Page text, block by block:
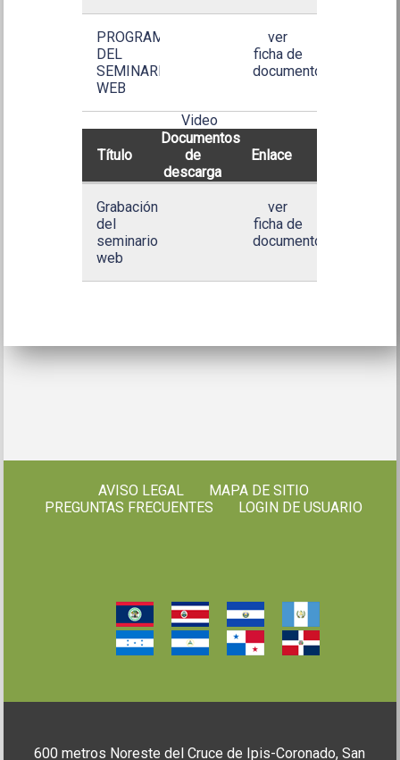
PROGRAMA
DEL
SEMINARIO
WEB
ver
ficha de
documento
Video
Título
Documentos
de
descarga
Enlace
Grabación
del
seminario
web
ver
ficha de
documento
AVISO LEGAL
MAPA DE SITIO
PREGUNTAS FRECUENTES
LOGIN DE USUARIO
600 metros Noreste del Cruce de Ipis-Coronado, San